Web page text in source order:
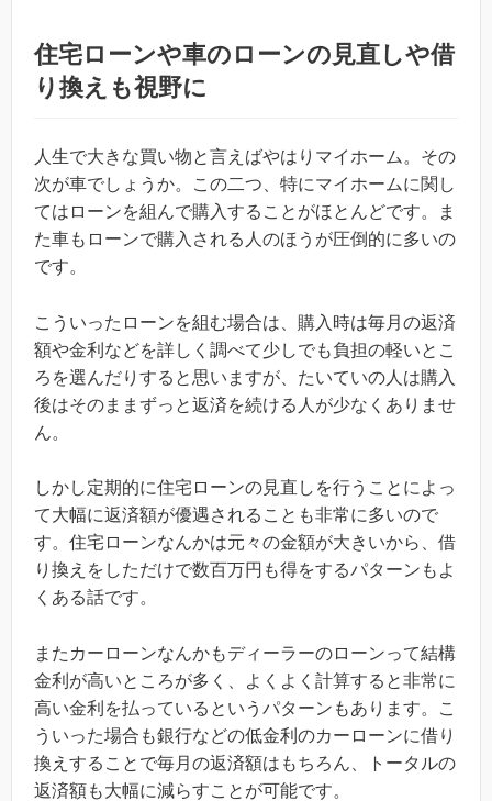
住宅ローンや車のローンの見直しや借
り換えも視野に
人生で大きな買い物と言えばやはりマイホーム。その
次が車でしょうか。この二つ、特にマイホームに関し
てはローンを組んで購入することがほとんどです。ま
た車もローンで購入される人のほうが圧倒的に多いの
です。
こういったローンを組む場合は、購入時は毎月の返済
額や金利などを詳しく調べて少しでも負担の軽いとこ
ろを選んだりすると思いますが、たいていの人は購入
後はそのままずっと返済を続ける人が少なくありませ
ん。
しかし定期的に住宅ローンの見直しを行うことによっ
て大幅に返済額が優遇されることも非常に多いので
す。住宅ローンなんかは元々の金額が大きいから、借
り換えをしただけで数百万円も得をするパターンもよ
くある話です。
またカーローンなんかもディーラーのローンって結構
金利が高いところが多く、よくよく計算すると非常に
高い金利を払っているというパターンもあります。こ
ういった場合も銀行などの低金利のカーローンに借り
換えすることで毎月の返済額はもちろん、トータルの
返済額も大幅に減らすことが可能です。